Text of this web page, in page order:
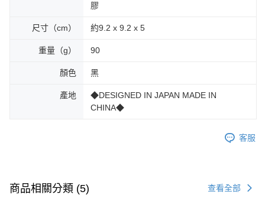
膠
尺寸（cm） 約9.2 x 9.2 x 5
重量（g） 90
顏色 黑
產地
◆DESIGNED IN JAPAN MADE IN
CHINA◆
客服
商品相關分類 (5) 查看全部